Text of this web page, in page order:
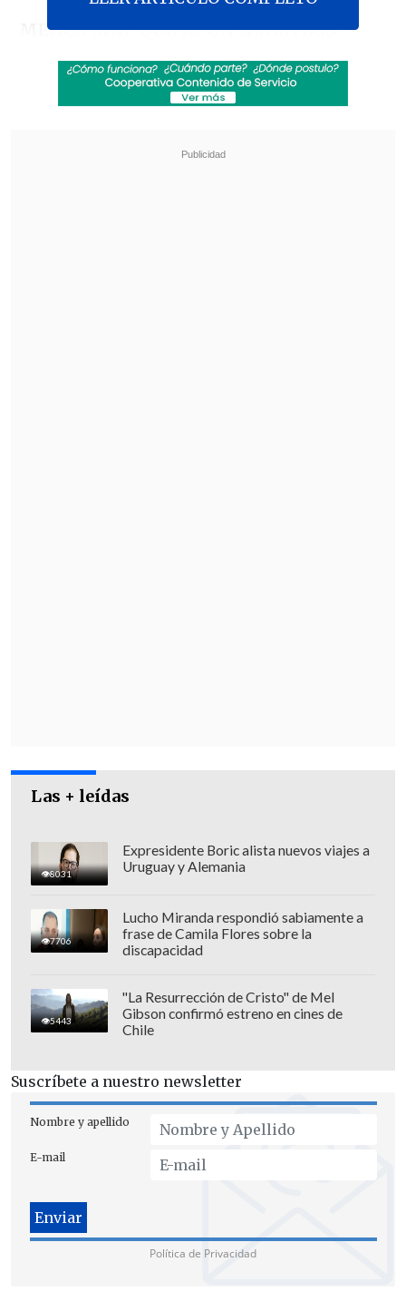
MENOS MAL QUE ES UN AMISTOSO,
Jóhannesson fue con todo y los
contra el hombre Islandia, que vio la
Las + leídas
8031
Expresidente Boric alista nuevos viajes a
Uruguay y Alemania
7706
Lucho Miranda respondió sabiamente a
frase de Camila Flores sobre la
discapacidad
5443
"La Resurrección de Cristo" de Mel
Gibson confirmó estreno en cines de
Chile
Suscríbete a nuestro newsletter
Nombre y apellido
E-mail
Política de Privacidad